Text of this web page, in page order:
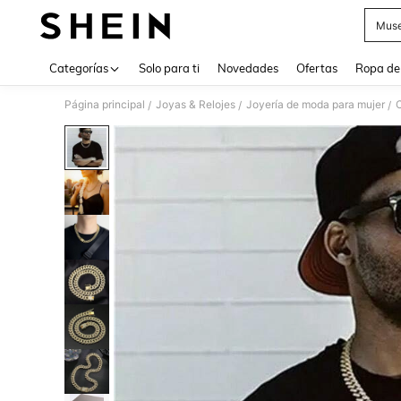
Categorías Solo para ti Novedades Ofertas Ropa
Página principal / Joyas & Relojes / Joyería de moda para mujer /